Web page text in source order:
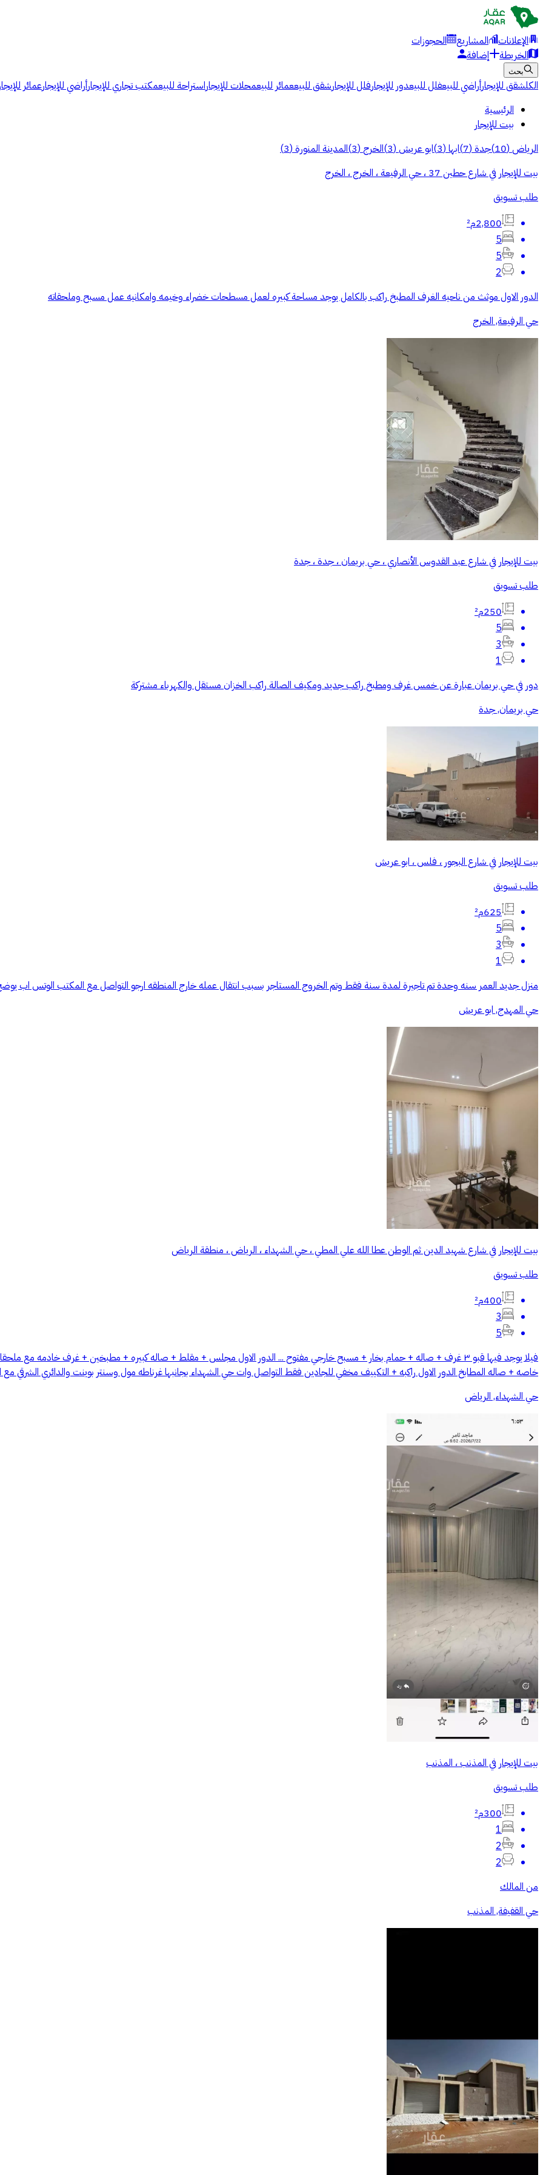
الإعلانات المشاريع
الحجوزات
الخريطة
إضافة
بحث
الكلشقق للإيجارأراضي للبيعفلل للبيعدور للإيجارفلل للإيجارشقق للبيععمائر للبيعمحلات للإيجاراستراحة للبيعمكتب تجاري للإيجارأراضي للإيجارعمائر
الرئيسية
بيت للإيجار
الرياض(
10
)جدة(
7
)ابها(
3
)ابو عريش(
3
)الخرج(
3
)المدينة المنورة(
3
)
بيت للإيجار في شارع حطين 37 ، حي الرفيعة ، الخرج ، الخرج
طلب تسويق
2,800م²
5
5
2
الدور الاول موثث من ناحيه الغرف المطبخ راكب بالكامل يوجد مساحة كبيره لعمل مسطحات خضراء وخيمه وامكانيه عمل مسبح وملحقاته
حي الرفيعة, الخرج
بيت للإيجار في شارع عبد القدوس الأنصاري ، حي بريمان ، جدة ، جدة
طلب تسويق
250م²
5
3
1
دور في حي بريمان عبارة عن خمس غرف ومطبخ راكب جديد ومكيف الصالة راكب الخزان مستقل والكهرباء مشتركة
حي بريمان, جدة
بيت للإيجار في شارع البجور ، فلس ، ابو عريش
طلب تسويق
625م²
5
3
1
منزل جديد العمر سنه وحدة تم تاجيرة لمدة سنة فقط وتم الخروج المستاجر بسبب انتقال عمله خارج المنطقه ارجو التواصل مع المكتب الوتس اب
حي المهدج, ابو عريش
بيت للإيجار في شارع شهيد الدين ثم الوطن عطا الله علي المطي ، حي الشهداء ، الرياض ، منطقة الرياض
طلب تسويق
400م²
3
5
خاصه + صاله المطابخ الدور الاول راكبه + التكييف مخفي للجادين فقط التواصل وات حي الشهداء بجانبها غرناطه مول وسنتر بوينت والدائري الشرقي مع
حي الشهداء, الرياض
بيت للإيجار في المذنب ، المذنب
طلب تسويق
300م²
1
2
2
من المالك
حي القفيفة, المذنب